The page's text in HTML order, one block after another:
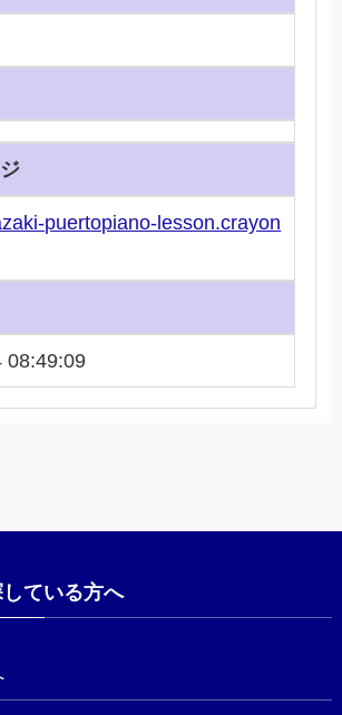
puertopiano-lesson.crayon
08:49:09
ている方へ